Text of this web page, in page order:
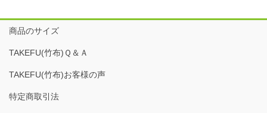
商品のサイズ
TAKEFU(竹布)Ｑ＆Ａ
TAKEFU(竹布)お客様の声
特定商取引法